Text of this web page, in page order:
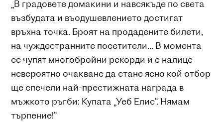
„В градовете домакини и навсякъде по света
възбудата и въодушевлението достигат
връхна точка. Броят на продадените билети,
на чуждестранните посетители… В момента
се чупят многобройни рекорди и е налице
невероятно очакване да стане ясно кой отбор
ще спечели най-престижната награда в
мъжкото ръгби: Купата „Уеб Елис“. Нямам
търпение!“